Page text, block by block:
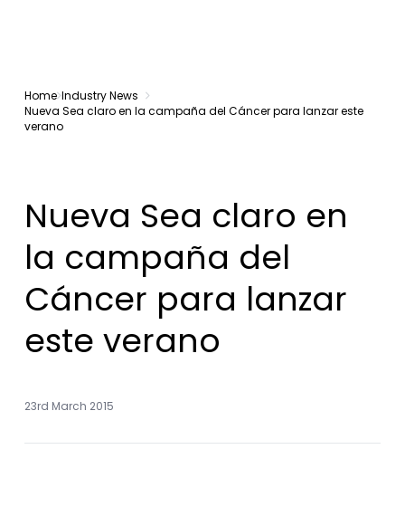
Home Industry News
Nueva Sea claro en la campaña del Cáncer para lanzar este
verano
Nueva Sea claro en
la campaña del
Cáncer para lanzar
este verano
23rd March 2015